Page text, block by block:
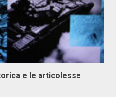
e le articolesse